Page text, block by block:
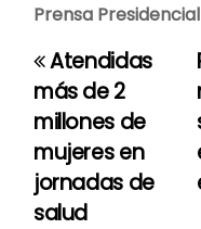
Prensa
N
a
v
e
Atendidas
más de 2
millones de
mujeres en
jornadas de
salud